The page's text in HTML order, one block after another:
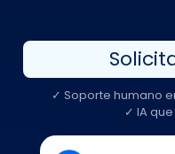
✓ Soporte humano
✓ IA